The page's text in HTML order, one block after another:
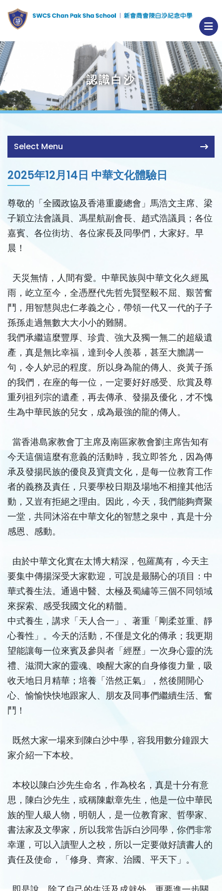
認識白沙
Select Menu
2025年12月14日 中華文化體驗日
尊敬的「全國政協及香港重慶總會」馬浩文主席、梁
子穎立法會議員、馮星航副會長、趙式浩議員；各位
嘉賓、各位街坊、各位家長及同學們，大家好。早
晨！
天災無情，人間有愛。中華民族與中華文化久經風
雨，屹立至今，全憑歷代先哲先賢堅毅不屈、艱苦奮
鬥，用智慧與忠仁孝義之心，帶領一代又一代的子子
孫孫走過無數大大小小的難關。
我們承繼這麼豐厚、珍貴、強大及獨一無二的超級遺
產，真是無比幸福，達到令人羨慕，甚至大膽講一
句，令人妒忌的程度。所以身為龍的傳人、炎黃子孫
的我們，在座的每一位，一定要好好感受、欣賞及尊
重列祖列宗的遺產，再去傳承、發揚及優化，才不愧
生為中華民族的兒女，成為最強的龍的傳人。
當香港島家教會丁主席及南區家教會劉主席告知有
今天這個這麼有意義的活動時，我立即答允，因為傳
承及發揚民族的優良及寶貴文化，是每一位教育工作
者的義務及責任，只要學校日期及場地不相撞其他活
動，又豈有拒絕之理由。因此，今天，我們能夠齊聚
一堂，共同沐浴在中華文化的智慧之泉中，真是十分
感恩、感動。
由於中華文化實在太博大精深，包羅萬有，今天主
要集中傳揚深受大家歡迎，可說是最關心的項目：中
華式養生法。通過中醫、太極及蜀繡等三個不同領域
來探索、感受我國文化的精髓。
中式養生，講求「天人合一」、著重「剛柔並重、靜
心養性」。今天的活動，不僅是文化的傳承；我更期
望能讓每一位來賓及參與者「經歷」一次身心靈的洗
禮、滋潤大家的靈魂、喚醒大家的自身修復力量，吸
收天地日月精華；培養「浩然正氣」，然後開開心
心、愉愉快快地跟家人、朋友及同事們繼續生活、奮
鬥！
既然大家一場來到陳白沙中學，容我用數分鐘跟大
家介紹一下本校。
本校以陳白沙先生命名，作為校名，真是十分有意
思，陳白沙先生，或稱陳獻章先生，他是一位中華民
族的聖人級人物，明朝人，是一位教育家、哲學家、
書法家及文學家，所以我常告訴白沙同學，你們非常
幸運，可以入讀聖人之校，所以一定要做好讀書人的
責任及使命，「修身、齊家、治國、平天下」。